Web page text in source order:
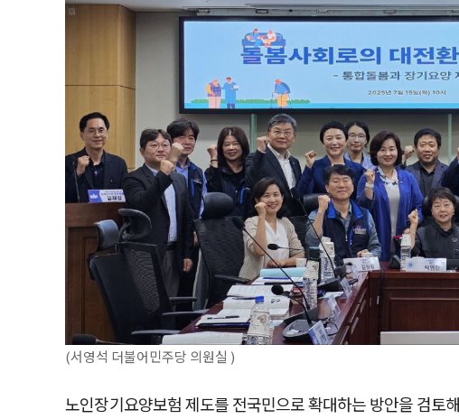
(서영석 더불어민주당 의원실 )
노인장기요양보험 제도를 전국민으로 확대하는 방안을 검토